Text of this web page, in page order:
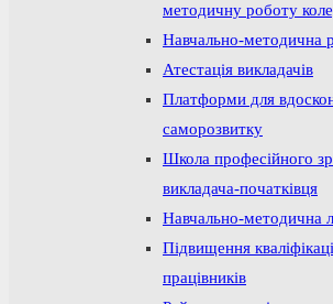
методичну роботу
Навчально-методична
Атестація викладачів
Платформи для
саморозвитку
Школа професійного
викладача-початківця
Навчально-методична
Підвищення
працівників